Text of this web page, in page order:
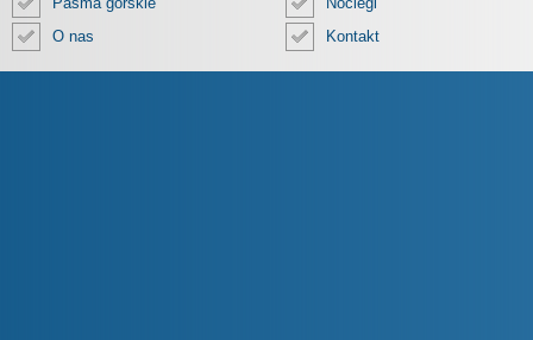
O nas
Kontakt